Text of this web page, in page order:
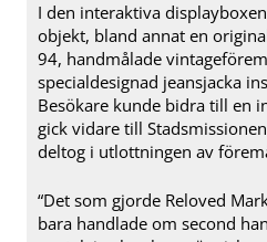
I den interaktiva
objekt, bland annat en
94, handmålade
specialdesignad jeansjacka
Besökare kunde bidra till en
gick vidare till
deltog i utlottningen av
“Det som gjorde Reloved
bara handlade om second